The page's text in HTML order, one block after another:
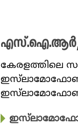
എസ്.ഐ.ആർ,
കേരളത്തിലെ